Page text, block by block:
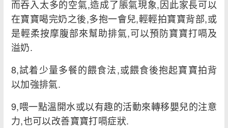
而吞入太多的空氣,造成了脹氣現象,因此家長可以
在寶寶喝完奶之後,多抱一會兒,輕輕拍寶寶背部,或
是輕柔按摩腹部來幫助排氣,可以預防寶寶打嗝及
溢奶.
8,試着少量多餐的餵食法,或餵食後抱起寶寶拍背
以加強排氣.
9,喂一點溫開水或以有趣的活動來轉移嬰兒的注意
力,也可以改善寶寶打嗝症狀.